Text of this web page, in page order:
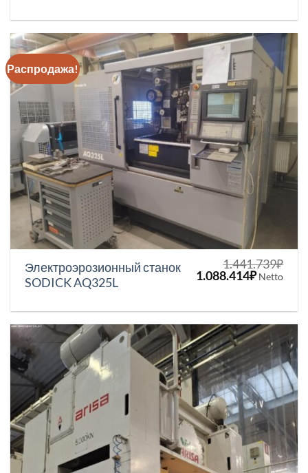
Распродажа!
Электроэрозионный станок
SODICK AQ325L
1.441.739₽
Первоначальная
1.441.739₽.
1.088.414₽Текущая
Netto